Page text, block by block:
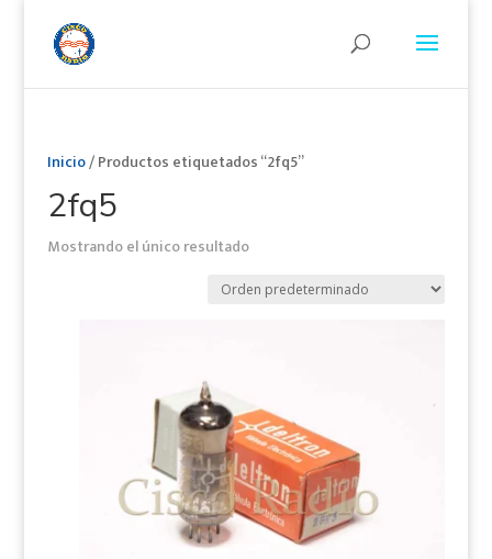
Inicio/ Productos etiquetados “2fq5”
2fq5
Mostrando el único resultado